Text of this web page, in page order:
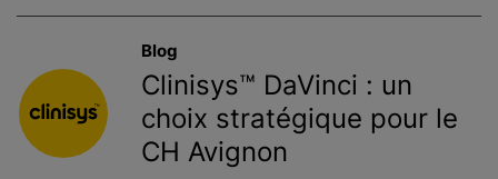
Blog
Clinisys™ DaVinci : un
choix stratégique pour le
CH Avignon